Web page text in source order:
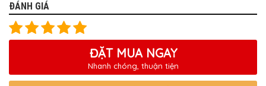
ĐÁNH GIÁ
ĐẶT MUA NGAY
Nhanh chóng, thuận tiện